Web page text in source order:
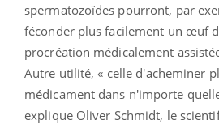
spermatozoïdes pourront, par
féconder plus facilement un œuf
procréation médicalement
Autre utilité, « celle d'acheminer
médicament dans n'importe
explique Oliver Schmidt, le